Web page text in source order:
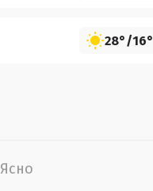
28°/16°
Ясно